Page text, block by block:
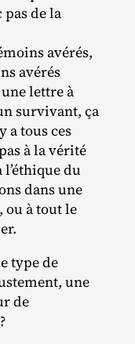
pas de la
avérés,
avérés
lettre à
survivant, ça
a tous ces
à la vérité
du
dans une
ou à tout le
type de
une
de